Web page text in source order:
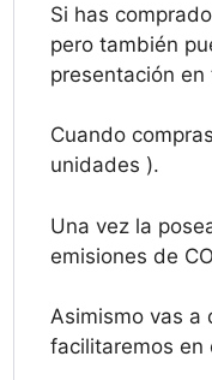
Si has
pero también
presentación en
Cuando
unidades ).
Una vez la
emisiones de
Asimismo vas a
facilitaremos en